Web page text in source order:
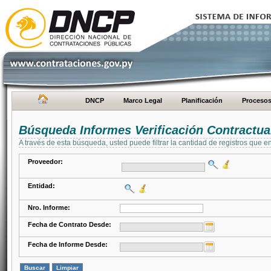
DNCP Marco Legal Planificación Procesos
Búsqueda Informes Verificación
A través de esta búsqueda, usted puede filtrar la cantidad de registros que
Proveedor:
Entidad:
Nro. Informe:
Fecha de Contrato Desde:
Fecha de Informe Desde: